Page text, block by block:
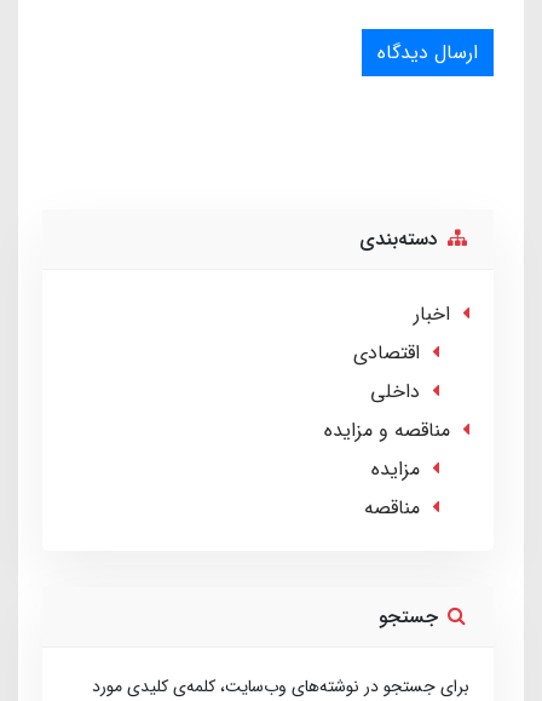
ارسال دیدگاه
دسته‌بندی
اخبار
اقتصادی
داخلی
مناقصه و مزایده
مزایده
مناقصه
جستجو
برای جستجو در نوشته‌های وب‌سایت، کلمه‌ی کلیدی مورد